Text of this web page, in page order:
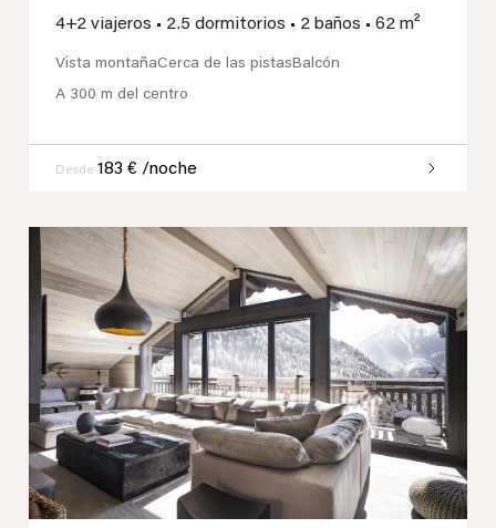
4+2 viajeros • 2.5 dormitorios • 2 baños • 62 m²
Vista montañaCerca de las pistasBalcón
A 300 m del centro
Desde 183 € /noche
Previous Next